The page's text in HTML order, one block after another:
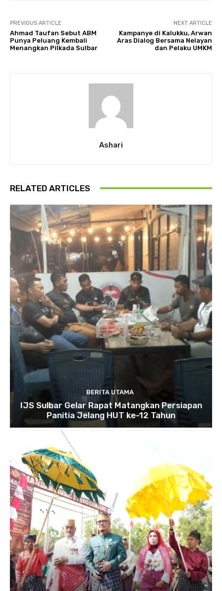
PREVIOUS ARTICLE
Ahmad Taufan Sebut ABM
Punya Peluang Kembali
Menangkan Pilkada Sulbar
NEXT ARTICLE
Kampanye di Kalukku, Arwan
Aras Dialog Bersama Nelayan
dan Pelaku UMKM
Ashari
RELATED ARTICLES
BERITA UTAMA
IJS Sulbar Gelar Rapat Matangkan Persiapan
Panitia Jelang HUT ke-12 Tahun